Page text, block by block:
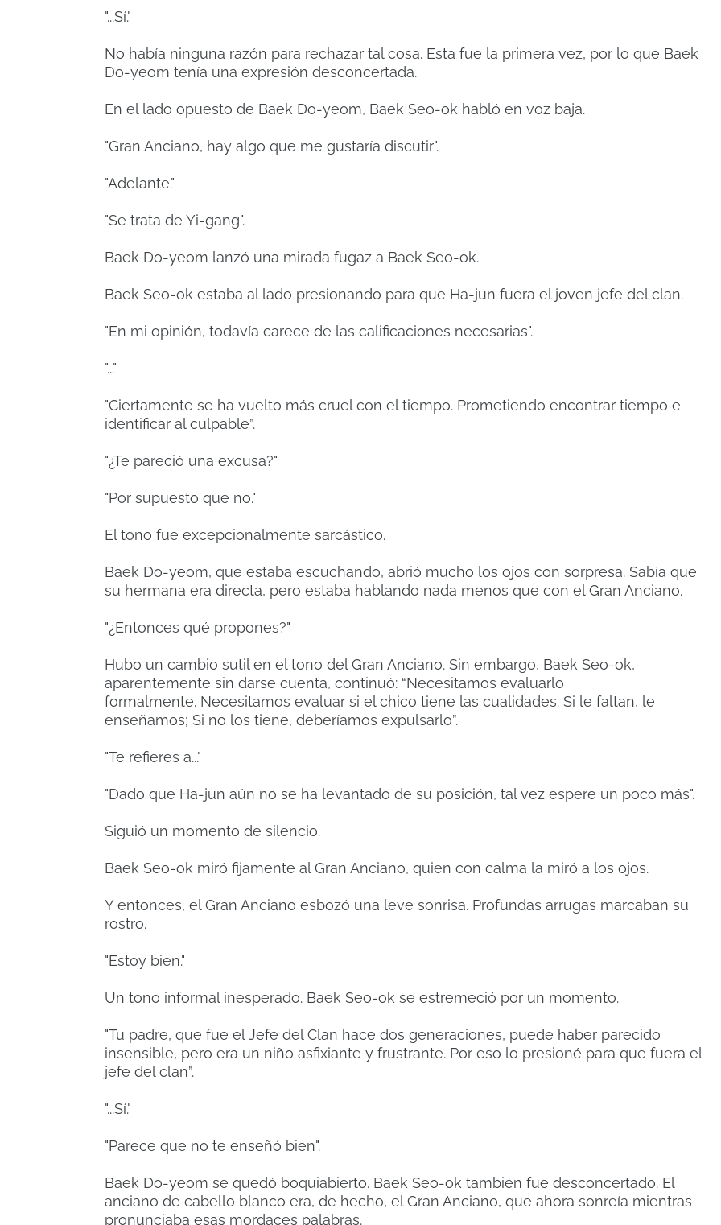
"...Sí."
No había ninguna razón para rechazar tal cosa. Esta fue la primera vez, por lo que Baek
Do-yeom tenía una expresión desconcertada.
En el lado opuesto de Baek Do-yeom, Baek Seo-ok habló en voz baja.
"Gran Anciano, hay algo que me gustaría discutir".
"Adelante."
"Se trata de Yi-gang".
Baek Do-yeom lanzó una mirada fugaz a Baek Seo-ok.
Baek Seo-ok estaba al lado presionando para que Ha-jun fuera el joven jefe del clan.
"En mi opinión, todavía carece de las calificaciones necesarias".
"..."
"Ciertamente se ha vuelto más cruel con el tiempo. Prometiendo encontrar tiempo e
identificar al culpable”.
"¿Te pareció una excusa?"
"Por supuesto que no."
El tono fue excepcionalmente sarcástico.
Baek Do-yeom, que estaba escuchando, abrió mucho los ojos con sorpresa. Sabía que
su hermana era directa, pero estaba hablando nada menos que con el Gran Anciano.
"¿Entonces qué propones?"
Hubo un cambio sutil en el tono del Gran Anciano. Sin embargo, Baek Seo-ok,
aparentemente sin darse cuenta, continuó: “Necesitamos evaluarlo
formalmente. Necesitamos evaluar si el chico tiene las cualidades. Si le faltan, le
enseñamos; Si no los tiene, deberíamos expulsarlo”.
"Te refieres a..."
"Dado que Ha-jun aún no se ha levantado de su posición, tal vez espere un poco más".
Siguió un momento de silencio.
Baek Seo-ok miró fijamente al Gran Anciano, quien con calma la miró a los ojos.
Y entonces, el Gran Anciano esbozó una leve sonrisa. Profundas arrugas marcaban su
rostro.
"Estoy bien."
Un tono informal inesperado. Baek Seo-ok se estremeció por un momento.
"Tu padre, que fue el Jefe del Clan hace dos generaciones, puede haber parecido
insensible, pero era un niño asfixiante y frustrante. Por eso lo presioné para que fuera el
jefe del clan”.
"...Sí."
"Parece que no te enseñó bien".
Baek Do-yeom se quedó boquiabierto. Baek Seo-ok también fue desconcertado. El
anciano de cabello blanco era, de hecho, el Gran Anciano, que ahora sonreía mientras
pronunciaba esas mordaces palabras.